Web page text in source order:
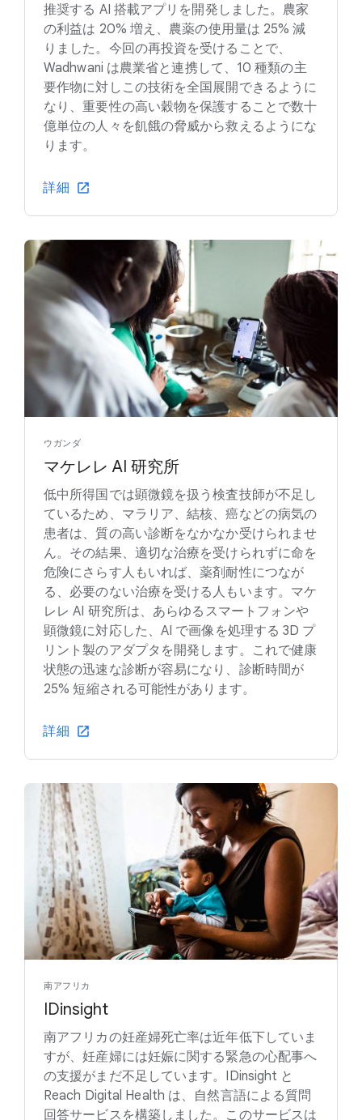
推奨する AI 搭載アプリを開発しました。農家
の利益は 20% 増え、農薬の使用量は 25% 減
りました。今回の再投資を受けることで、
Wadhwani は農業省と連携して、10 種類の主
要作物に対しこの技術を全国展開できるように
なり、重要性の高い穀物を保護することで数十
億単位の人々を飢餓の脅威から救えるようにな
ります。
詳細
ウガンダ
マケレレ AI 研究所
低中所得国では顕微鏡を扱う検査技師が不足し
ているため、マラリア、結核、癌などの病気の
患者は、質の高い診断をなかなか受けられませ
ん。その結果、適切な治療を受けられずに命を
危険にさらす人もいれば、薬剤耐性につなが
る、必要のない治療を受ける人もいます。マケ
レレ AI 研究所は、あらゆるスマートフォンや
顕微鏡に対応した、AI で画像を処理する 3D プ
リント製のアダプタを開発します。これで健康
状態の迅速な診断が容易になり、診断時間が
25% 短縮される可能性があります。
詳細
南アフリカ
IDinsight
南アフリカの妊産婦死亡率は近年低下していま
すが、妊産婦には妊娠に関する緊急の心配事へ
の支援がまだ不足しています。IDinsight と
Reach Digital Health は、自然言語による質問
回答サービスを構築しました。このサービスは